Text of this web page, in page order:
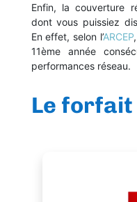
Enfin, lacouverture
dont vous puissiez
En effet, selon l’ARCEP
11ème année
performances réseau.
Le forfait